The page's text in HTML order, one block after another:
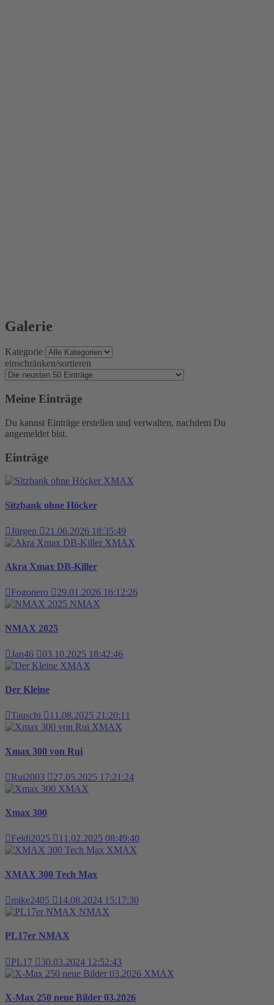
Galerie
Kategorie
einschränken/sortieren
Meine Einträge
Du kannst Einträge erstellen und verwalten, nachdem Du
angemeldet bist.
Einträge
XMAX
Sitzbank ohne Höcker
Jürgen
21.06.2026 18:35:49
XMAX
Akra Xmax DB-Killer
Fogonero
29.01.2026 16:12:26
NMAX
NMAX 2025
Jan46
03.10.2025 18:42:46
XMAX
Der Kleine
Tauschi
11.08.2025 21:20:11
XMAX
Xmax 300 von Rui
Rui2003
27.05.2025 17:21:24
XMAX
Xmax 300
Feldi2025
11.02.2025 08:49:40
XMAX
XMAX 300 Tech Max
mike2405
14.08.2024 15:17:30
NMAX
PL17er NMAX
PL17
30.03.2024 12:52:43
XMAX
X-Max 250 neue Bilder 03.2026